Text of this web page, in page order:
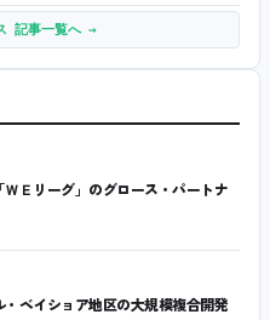
記事一覧へ →
Ｅリーグ」のグロース・パートナ
ベイショア地区の大規模複合開発